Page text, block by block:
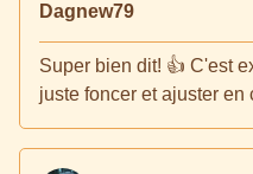
Dagnew79
Super bien dit! 👍 C'est
juste foncer et ajuster en